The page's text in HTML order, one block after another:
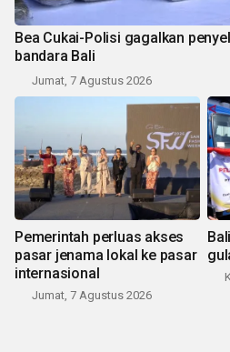
Bea Cukai-Polisi gagalkan
bandara Bali
Jumat, 7 Agustus 2026
Pemerintah perluas akses
pasar jenama lokal ke pasar
internasional
Jumat, 7 Agustus 2026